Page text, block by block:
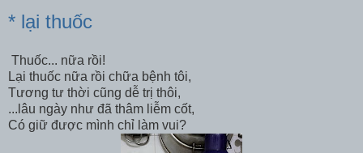
* lại thuốc
Thuốc... nữa rồi!
Lại thuốc nữa rồi chữa bệnh tôi,
Tương tư thời cũng dễ trị thôi,
...lâu ngày như đã thâm liễm cốt,
Có giữ được mình chỉ làm vui?